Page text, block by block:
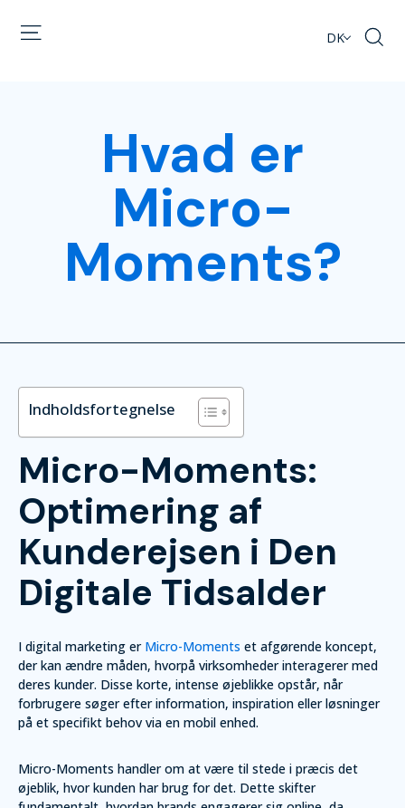
DK
Hvad er
Micro-
Moments?
Indholdsfortegnelse
Micro-Moments:
Optimering af
Kunderejsen i Den
Digitale Tidsalder
I digital marketing er Micro-Moments et afgørende koncept,
der kan ændre måden, hvorpå virksomheder interagerer med
deres kunder. Disse korte, intense øjeblikke opstår, når
forbrugere søger efter information, inspiration eller løsninger
på et specifikt behov via en mobil enhed.
Micro-Moments handler om at være til stede i præcis det
øjeblik, hvor kunden har brug for det. Dette skifter